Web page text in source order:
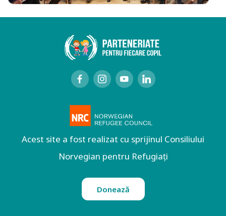
Acest site a fost realizat cu sprijinul Consiliului
Norvegian pentru Refugiați
Donează